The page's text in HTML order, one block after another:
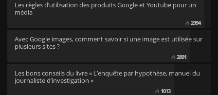
Les règles d’utilisation des produits Google et Youtube pour un
média
2994
Avec Google images, comment savoir si une image est utilisée sur
plusieurs sites ?
2891
Les bons conseils du livre « L’enquête par hypothèse, manuel du
journaliste d’investigation »
1013